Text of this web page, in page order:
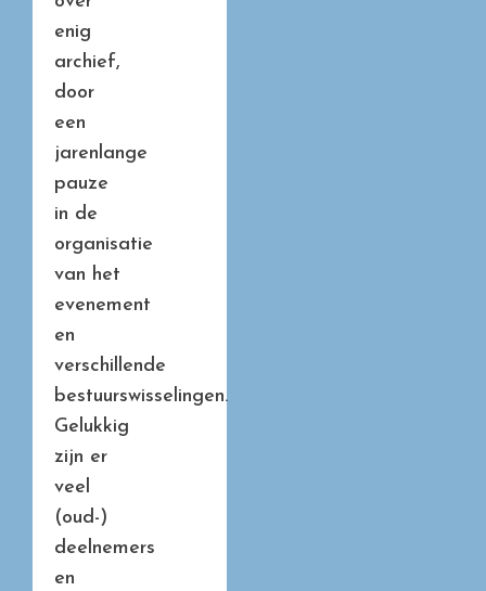
enig
archief,
door
een
jarenlange
pauze
in de
organisatie
van het
evenement
en
verschillende
bestuurswisselingen.
Gelukkig
zijn er
veel
(oud-)
deelnemers
en